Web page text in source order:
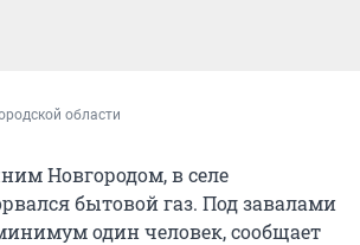
области
Новгородом, в селе
бытовой газ. Под завалами
один человек, сообщает